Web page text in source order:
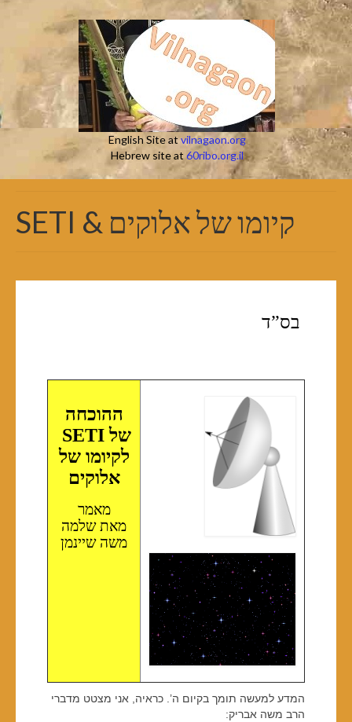
English Site atvilnagaon.org
Hebrew site at 60ribo.org.il
SETI & קיומו של אלוקים
בס”ד
ההוכחה
שלSETI
לקיומו של
אלוקים
מאמר
מאת שלמה
משה שיינמן
המדע למעשה תומך בקיום ה’. כראיה, אני מצטט מדברי
הרב משה אבריק: